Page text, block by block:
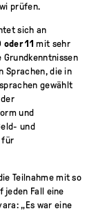
prüfen.
sich an
11 mit sehr
Grundkenntnissen
Sprachen, die in
gewählt
und
und
für
Teilnahme mit so
jeden Fall eine
„Es war eine